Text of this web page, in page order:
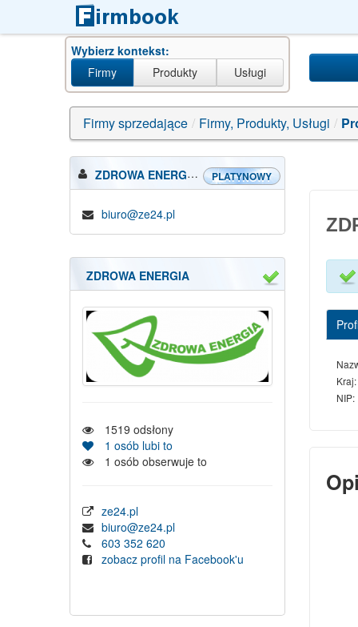
Wybierz kontekst:
Firmy
Produkty Usługi
Firmy sprzedające / Firmy, Produkty, Usługi /
PLATYNOWY
ZDROWA ENERGIA
biuro@ze24.pl
ZDROWA ENERGIA
1519 odsłony
1 osób lubi to
1 osób obserwuje to
ze24.pl
biuro@ze24.pl
603 352 620
zobacz profil na Facebook'u
Kraj:
NIP: